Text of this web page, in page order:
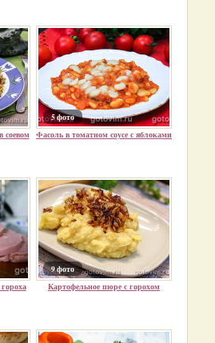
соевом
5 фото
Фасоль в томатном соусе с яблоками
9 фото
Картофельное пюре с горохом